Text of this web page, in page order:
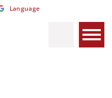
Language